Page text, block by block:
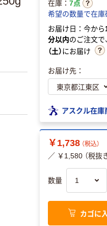
在庫： 7点
希望の数量で在庫
お届け日：今から
分以内のご注文で、
（土）にお届け
お届け先：
アスクル在庫
￥1,738 （税込）
／ ￥1,580 （税抜き
数量
カゴに